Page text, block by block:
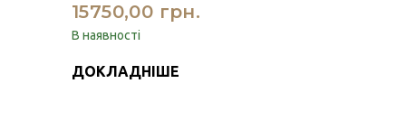
15750,00 грн.
В наявності
ДОКЛАДНІШЕ